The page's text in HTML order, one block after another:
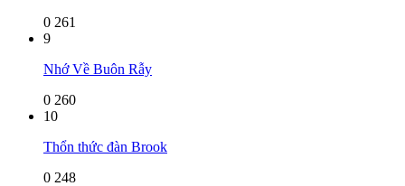
0 261
9
Nhớ Về Buôn Rẫy
0 260
10
Thổn thức đàn Brook
0 248